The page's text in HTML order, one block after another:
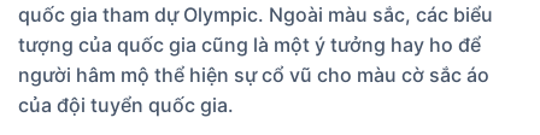
quốc gia tham dự Olympic. Ngoài màu sắc, các biểu
tượng của quốc gia cũng là một ý tưởng hay ho để
người hâm mộ thể hiện sự cổ vũ cho màu cờ sắc áo
của đội tuyển quốc gia.